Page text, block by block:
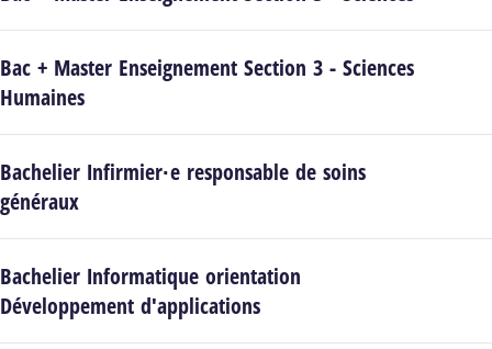
Bac + Master Enseignement Section 3 - Sciences
Humaines
Bachelier Infirmier·e responsable de soins
généraux
Bachelier Informatique orientation
Développement d'applications